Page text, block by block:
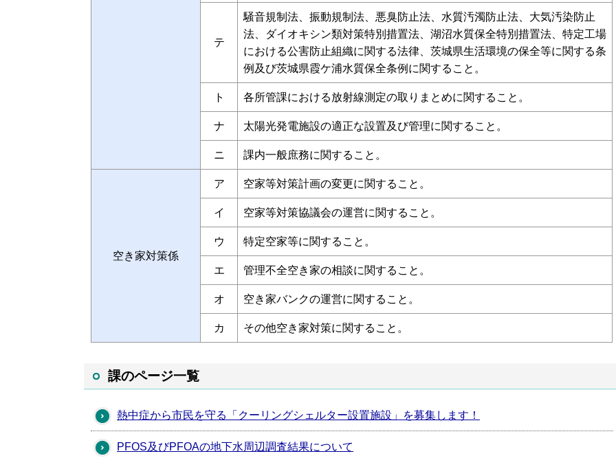
テ
騒音規制法、振動規制法、悪臭防止法、水質汚濁防止法、大気汚染防止
法、ダイオキシン類対策特別措置法、湖沼水質保全特別措置法、特定工場
における公害防止組織に関する法律、茨城県生活環境の保全等に関する条
例及び茨城県霞ケ浦水質保全条例に関すること。
ト 各所管課における放射線測定の取りまとめに関すること。
ナ 太陽光発電施設の適正な設置及び管理に関すること。
ニ 課内一般庶務に関すること。
空き家対策係
ア 空家等対策計画の変更に関すること。
イ 空家等対策協議会の運営に関すること。
ウ 特定空家等に関すること。
エ 管理不全空き家の相談に関すること。
オ 空き家バンクの運営に関すること。
カ その他空き家対策に関すること。
課のページ一覧
熱中症から市民を守る「クーリングシェルター設置施設」を募集します！
PFOS及びPFOAの地下水周辺調査結果について